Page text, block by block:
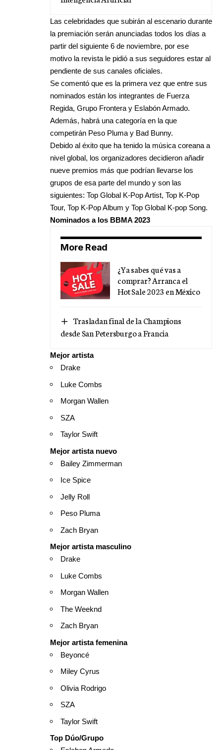
Las celebridades que subirán al escenario durante
la premiación serán anunciadas todos los días a
partir del siguiente 6 de noviembre, por ese
motivo la revista le pidió a sus seguidores estar al
pendiente de sus canales oficiales.
Se comentó que es la primera vez que entre sus
nominados están los integrantes de Fuerza
Regida, Grupo Frontera y Eslabón Armado.
Además, habrá una categoría en la que
competirán Peso Pluma y Bad Bunny.
Debido al éxito que ha tenido la música coreana a
nivel global, los organizadores decidieron añadir
nueve premios más que podrían llevarse los
grupos de esa parte del mundo y son las
siguientes: Top Global K-Pop Artist, Top K-Pop
Tour, Top K-Pop Album y Top Global K-pop Song.
Nominados a los BBMA 2023
More Read
¿Ya sabes qué vas a
comprar? Arranca el
Hot Sale 2023 en México
Trasladan final de la Champions
desde San Petersburgo a Francia
Mejor artista
Drake
Luke Combs
Morgan Wallen
SZA
Taylor Swift
Mejor artista nuevo
Bailey Zimmerman
Ice Spice
Jelly Roll
Peso Pluma
Zach Bryan
Mejor artista masculino
Drake
Luke Combs
Morgan Wallen
The Weeknd
Zach Bryan
Mejor artista femenina
Beyoncé
Miley Cyrus
Olivia Rodrigo
SZA
Taylor Swift
Top Dúo/Grupo